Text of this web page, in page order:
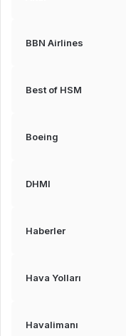
BBN Airlines
Best of HSM
Boeing
DHMI
Haberler
Hava Yolları
Havalimanı